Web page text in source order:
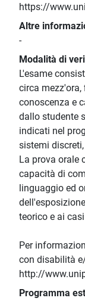
https://
Altre
-
Modalità di
L'esame
circa
conoscenza e
dallo studente
indicati nel
sistemi
La prova orale
capacità di
linguaggio ed
teorico e ai
Per
con disabilità
http://
Programma